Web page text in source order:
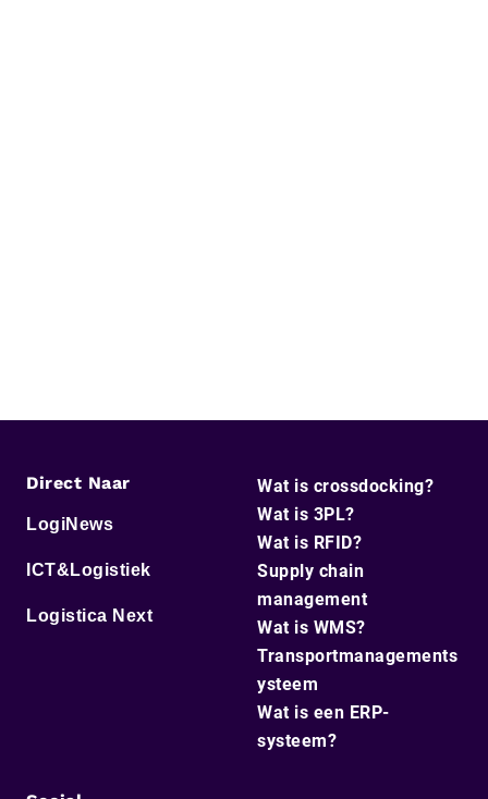
Direct Naar
LogiNews
ICT&Logistiek
Logistica Next
Wat is crossdocking?
Wat is 3PL?
Wat is RFID?
Supply chain
management
Wat is WMS?
Transportmanagements
ysteem
Wat is een ERP-
systeem?